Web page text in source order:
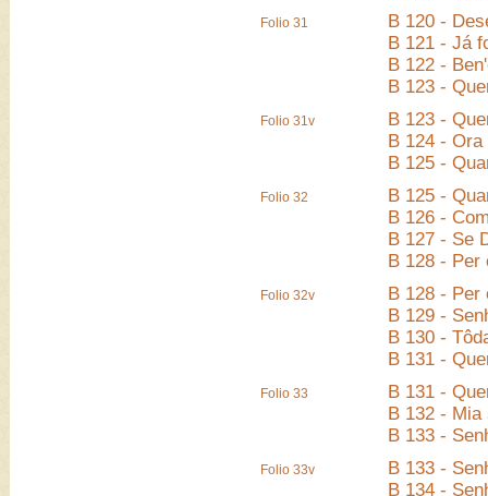
Folio 31
B 120 -
B 121 - Já
B 122 -
B 123 -
Folio 31v
B 123 -
B 124 -
B 125 -
Folio 32
B 125 -
B 126 -
B 127 - Se
B 128 - Per
Folio 32v
B 128 - Per
B 129 -
B 130 -
B 131 -
Folio 33
B 131 -
B 132 -
B 133 -
Folio 33v
B 133 -
B 134 -